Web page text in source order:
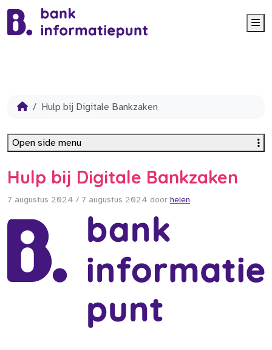
Hulp bij Digitale Bankzaken
Hulp bij Digitale Bankzaken
7 augustus 2024 / 7 augustus 2024 door helen
Open side menu